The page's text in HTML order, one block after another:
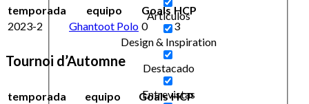
Artículos
Design & Inspiration
Destacado
Entrevistas
temporada equipo Goals HCP
2023-2
Ghantoot Polo 0 3
Tournoi d’Automne
temporada equipo Goals HCP